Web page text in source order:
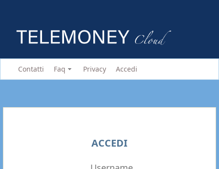
Contatti Faq Privacy Accedi
ACCEDI